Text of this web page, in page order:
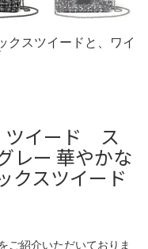
ツイード ス
ー 華やかな
クスツイード
ご紹介いただいておりま